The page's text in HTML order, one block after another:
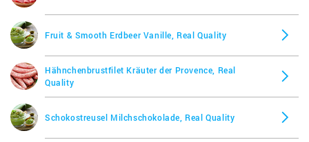
Fruit & Smooth Erdbeer Vanille, Real Quality
Hähnchenbrustfilet Kräuter der Provence, Real
Quality
Schokostreusel Milchschokolade, Real Quality